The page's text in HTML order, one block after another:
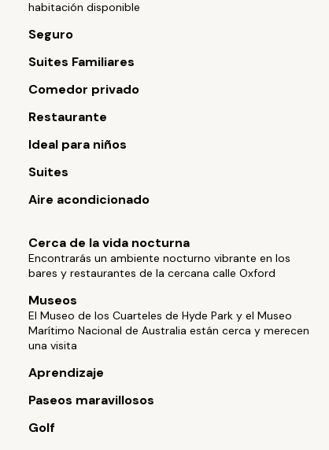
habitación disponible
Seguro
Suites Familiares
Comedor privado
Restaurante
Ideal para niños
Suites
Aire acondicionado
Cerca de la vida nocturna
Encontrarás un ambiente nocturno vibrante en los
bares y restaurantes de la cercana calle Oxford
Museos
El Museo de los Cuarteles de Hyde Park y el Museo
Marítimo Nacional de Australia están cerca y merecen
una visita
Aprendizaje
Paseos maravillosos
Golf